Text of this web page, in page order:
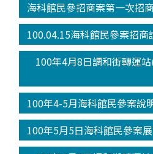
海科館民參招商案第一次招
100.04.15海科館民參案招商
100年4月8日調和街轉運
100年4-5月海科館民參案說
100年5月5日海科館民參案